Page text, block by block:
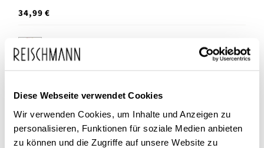
Diese Webseite verwendet Cookies
Wir verwenden Cookies, um Inhalte und Anzeigen zu
personalisieren, Funktionen für soziale Medien anbieten
zu können und die Zugriffe auf unsere Website zu
34,99 €